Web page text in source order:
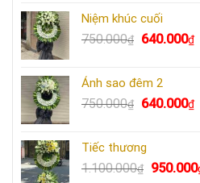
730.000₫.
Niệm khúc cuối
750.000₫
Giá
750.000₫.
640.000₫
Ánh sao đêm 2
750.000₫
Giá
750.000₫.
640.000₫
Tiếc thương
1.100.000₫
Giá
950.000